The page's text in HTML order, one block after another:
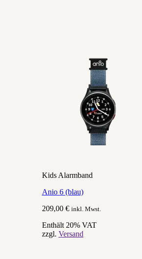
Kids Alarmband
Anio 6 (blau)
209,00 € inkl. Mwst.
Enthält 20% VAT
zzgl. Versand